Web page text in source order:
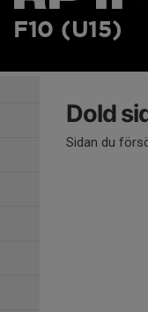
F10 (U15)
Dold
Sidan du